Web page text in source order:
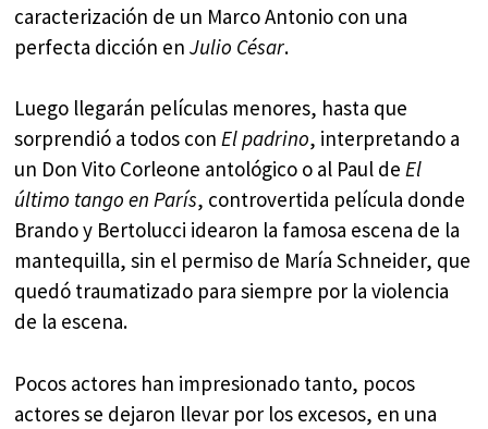
caracterización de un Marco Antonio con una
perfecta dicción enJulio César.
Luego llegarán películas menores, hasta que
sorprendió a todos conEl padrino, interpretando a
un Don Vito Corleone antológico o al Paul deEl
último tango en París, controvertida película donde
Brando y Bertolucci idearon la famosa escena de la
mantequilla, sin el permiso de María Schneider, que
quedó traumatizado para siempre por la violencia
de la escena.
Pocos actores han impresionado tanto, pocos
actores se dejaron llevar por los excesos, en una